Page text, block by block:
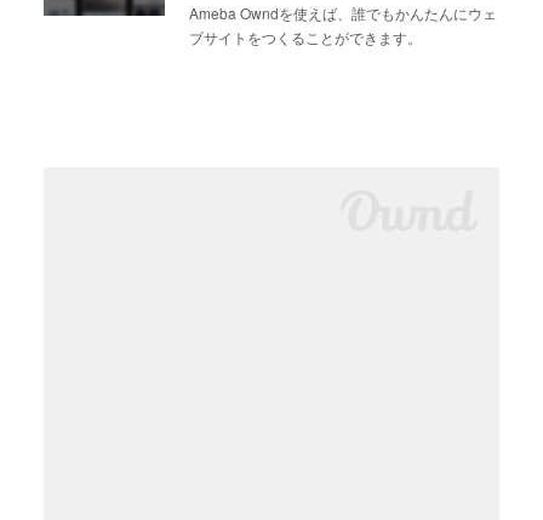
Ameba Owndを使えば、誰でもかんたんにウェ
ブサイトをつくることができます。